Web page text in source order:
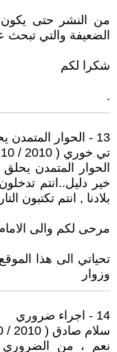
من النشر حتى
الضعيفة والتي
شكرا لكم
.
13 - الحوار المتمدن يحلق عاليا يوما بعد يوم...
تي خوري ( 2010 / 10 / 29 - 23:54 )
الحوار المتمدن
خير دليل..انتم
بلادنا , انتم تكتبون
مرحى لكم والى
تحياتي الى هذا
وزوار
14 - اجراء ضروري
سلام صادق ( 2010 / 10 / 30 - 02:16 )
نعم ، من